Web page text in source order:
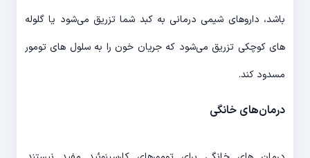
باشد، داروهای شیمی درمانی به کبد شما تزریق می‌شود یا گلوله
های کوچکی تزریق می‌شود که جریان خون را به سلول های تومور
مسدود کند.
درمان‌های خانگی